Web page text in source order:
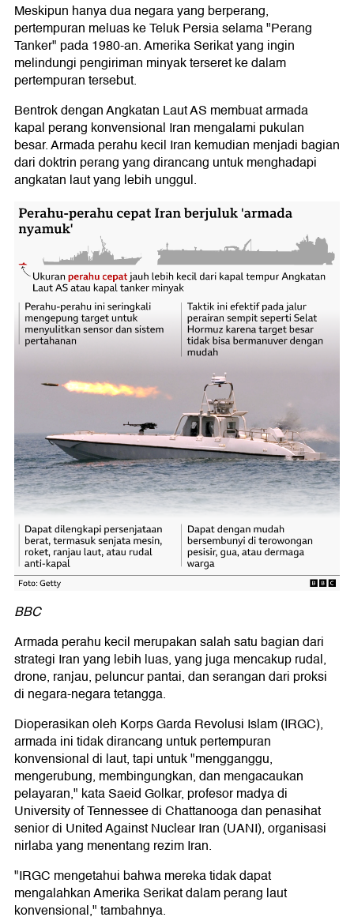
Meskipun hanya dua negara yang berperang,
pertempuran meluas ke Teluk Persia selama "Perang
Tanker" pada 1980-an. Amerika Serikat yang ingin
melindungi pengiriman minyak terseret ke dalam
pertempuran tersebut.
Bentrok dengan Angkatan Laut AS membuat armada
kapal perang konvensional Iran mengalami pukulan
besar. Armada perahu kecil Iran kemudian menjadi bagian
dari doktrin perang yang dirancang untuk menghadapi
angkatan laut yang lebih unggul.
BBC
Armada perahu kecil merupakan salah satu bagian dari
strategi Iran yang lebih luas, yang juga mencakup rudal,
drone, ranjau, peluncur pantai, dan serangan dari proksi
di negara-negara tetangga.
Dioperasikan oleh Korps Garda Revolusi Islam (IRGC),
armada ini tidak dirancang untuk pertempuran
konvensional di laut, tapi untuk "mengganggu,
mengerubung, membingungkan, dan mengacaukan
pelayaran," kata Saeid Golkar, profesor madya di
University of Tennessee di Chattanooga dan penasihat
senior di United Against Nuclear Iran (UANI), organisasi
nirlaba yang menentang rezim Iran.
"IRGC mengetahui bahwa mereka tidak dapat
mengalahkan Amerika Serikat dalam perang laut
konvensional," tambahnya.